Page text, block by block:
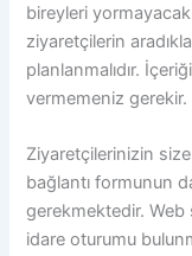
bireyleri
ziyaretçilerin
planlanmalıdır.
vermemeniz gerekir.
Ziyaretçilerinizin
bağlantı formunun
gerekmektedir. Web
idare oturumu